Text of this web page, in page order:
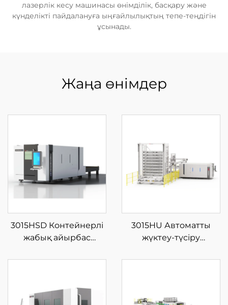
лазерлік кесу машинасы өнімділік, басқару және
күнделікті пайдалануға ыңғайлылықтың тепе-теңдігін
ұсынады.
Жаңа өнімдер
3015HSD Контейнерлі
жабық айырбас
талшықты лазерлі кесу
3015HU Автоматты
жүктеу-түсіру
жабық типті шыны